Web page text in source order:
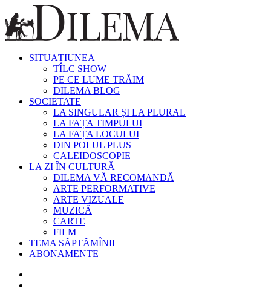
SITUAȚIUNEA
TÎLC SHOW
PE CE LUME TRĂIM
DILEMA BLOG
SOCIETATE
LA SINGULAR ȘI LA PLURAL
LA FAȚA TIMPULUI
LA FAȚA LOCULUI
DIN POLUL PLUS
CALEIDOSCOPIE
LA ZI ÎN CULTURĂ
DILEMA VĂ RECOMANDĂ
ARTE PERFORMATIVE
ARTE VIZUALE
MUZICĂ
CARTE
FILM
TEMA SĂPTĂMÎNII
ABONAMENTE